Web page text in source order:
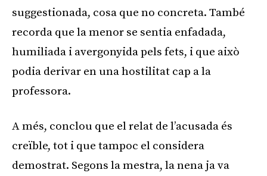
suggestionada, cosa que no concreta. També
recorda que la menor se sentia enfadada,
humiliada i avergonyida pels fets, i que això
podia derivar en una hostilitat cap a la
professora.
A més, conclou que el relat de l’acusada és
creïble, tot i que tampoc el considera
demostrat. Segons la mestra, la nena ja va